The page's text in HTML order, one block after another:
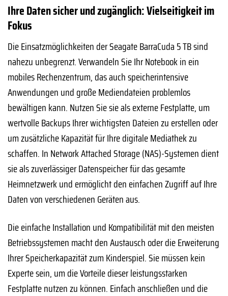
Ihre Daten sicher und zugänglich: Vielseitigkeit im
Fokus
Die Einsatzmöglichkeiten der Seagate BarraCuda 5 TB sind
nahezu unbegrenzt. Verwandeln Sie Ihr Notebook in ein
mobiles Rechenzentrum, das auch speicherintensive
Anwendungen und große Mediendateien problemlos
bewältigen kann. Nutzen Sie sie als externe Festplatte, um
wertvolle Backups Ihrer wichtigsten Dateien zu erstellen oder
um zusätzliche Kapazität für Ihre digitale Mediathek zu
schaffen. In Network Attached Storage (NAS)-Systemen dient
sie als zuverlässiger Datenspeicher für das gesamte
Heimnetzwerk und ermöglicht den einfachen Zugriff auf Ihre
Daten von verschiedenen Geräten aus.
Die einfache Installation und Kompatibilität mit den meisten
Betriebssystemen macht den Austausch oder die Erweiterung
Ihrer Speicherkapazität zum Kinderspiel. Sie müssen kein
Experte sein, um die Vorteile dieser leistungsstarken
Festplatte nutzen zu können. Einfach anschließen und die